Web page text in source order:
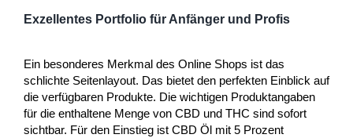
Exzellentes Portfolio für Anfänger und Profis
Ein besonderes Merkmal des Online Shops ist das
schlichte Seitenlayout. Das bietet den perfekten Einblick auf
die verfügbaren Produkte. Die wichtigen Produktangaben
für die enthaltene Menge von CBD und THC sind sofort
sichtbar. Für den Einstieg ist CBD Öl mit 5 Prozent